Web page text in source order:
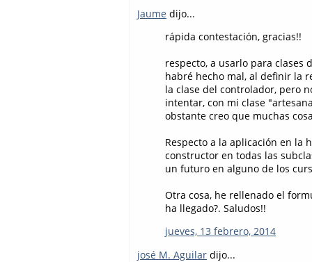
Jaume dijo...
rápida contestación, gracias!!
respecto, a usarlo para clases
habré hecho mal, al definir la
la clase del controlador, pero
intentar, con mi clase
obstante creo que muchas
Respecto a la aplicación en la
constructor en todas las
un futuro en alguno de los
Otra cosa, he rellenado el
ha llegado?. Saludos!!
jueves, 13 febrero, 2014
josé M. Aguilar dijo...